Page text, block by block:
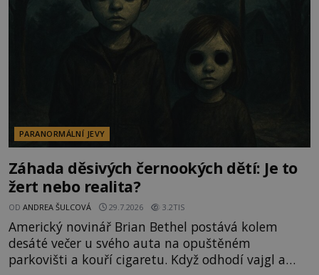
byste se je navštívit? [gallery ids="17
PARANORMÁLNÍ JEVY
Záhada děsivých černookých dětí: Je to
žert nebo realita?
OD ANDREA ŠULCOVÁ 29.7.2026 3.2TIS
Americký novinář Brian Bethel postává kolem
desáté večer u svého auta na opuštěném
parkovišti a kouří cigaretu. Když odhodí vajgl a